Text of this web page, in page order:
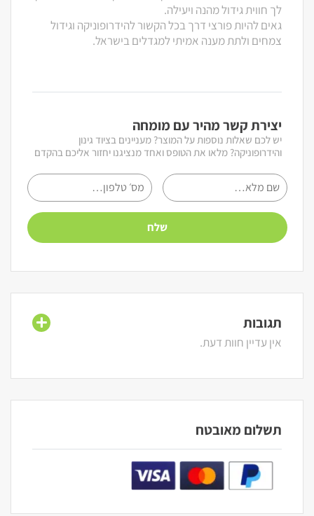
לך חווית גידול מהנה ויעילה.
גאים להיות פורצי דרך בכל הקשור להידרופוניקה וגידול
צמחים ולתת מענה אמיתי למגדלים בישראל.
יצירת קשר מהיר עם מומחה
יש לכם שאלות נוספות על המוצר? מעניינים בציוד גינון
והידרופוניקה? מלאו את הטופס ואחד מנציגנו יחזור אליכם בהקדם
תגובות
אין עדיין חוות דעת.
תשלום מאובטח